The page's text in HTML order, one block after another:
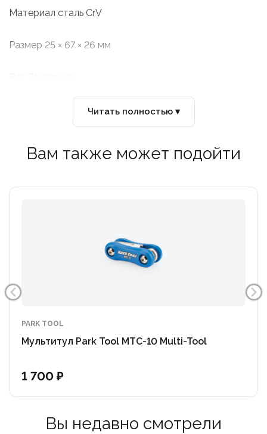
Материал сталь CrV
Размер 25 × 67 × 26 мм
Читать полностью ▾
Вам также может подойти
PARK TOOL
Мультитул Park Tool MTC-10 Multi-Tool
1 700 ₽
Вы недавно смотрели